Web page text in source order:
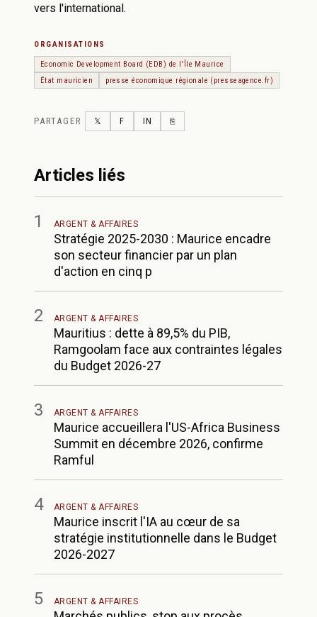
vers l'international.
ORGANISATIONS
Economic Development Board (EDB) de l'Île Maurice
État mauricien
presse économique régionale (presseagence.fr)
PARTAGER 𝕏 TWITTER
F FACEBOOK
IN LINKEDIN
⎘COPY LINK
Articles liés
1 ARGENT & AFFAIRES
Stratégie 2025-2030 : Maurice encadre
son secteur financier par un plan
d'action en cinq p
2 ARGENT & AFFAIRES
Mauritius : dette à 89,5% du PIB,
Ramgoolam face aux contraintes légales
du Budget 2026-27
3 ARGENT & AFFAIRES
Maurice accueillera l'US-Africa Business
Summit en décembre 2026, confirme
Ramful
4 ARGENT & AFFAIRES
Maurice inscrit l'IA au cœur de sa
stratégie institutionnelle dans le Budget
2026-2027
5 ARGENT & AFFAIRES